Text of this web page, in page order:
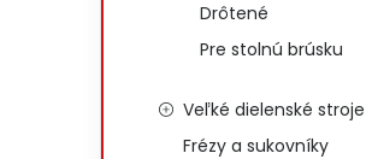
Drôtené
Pre stolnú brúsku
Veľké dielenské stroje
Frézy a sukovníky